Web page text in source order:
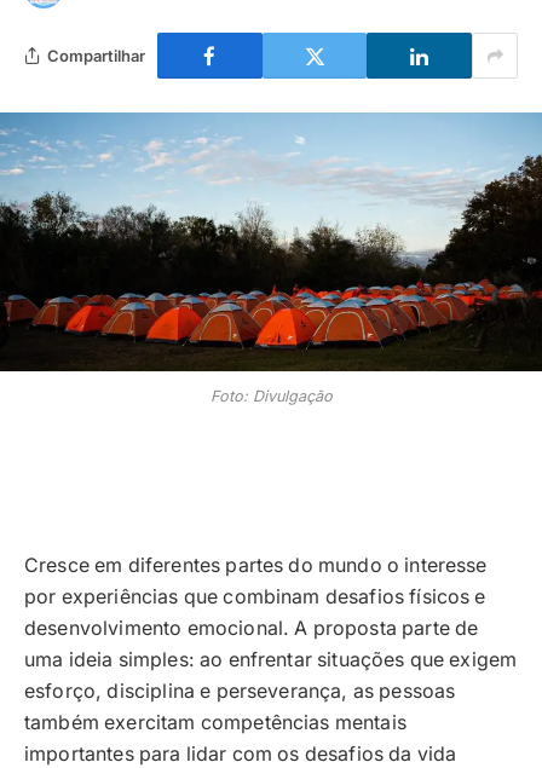
Compartilhar
Foto: Divulgação
Cresce em diferentes partes do mundo o interesse
por experiências que combinam desafios físicos e
desenvolvimento emocional. A proposta parte de
uma ideia simples: ao enfrentar situações que exigem
esforço, disciplina e perseverança, as pessoas
também exercitam competências mentais
importantes para lidar com os desafios da vida